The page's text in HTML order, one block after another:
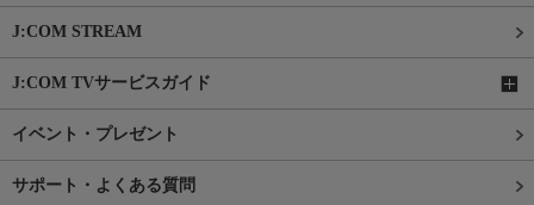
J:COM STREAM
J:COM TVサービスガイド
イベント・プレゼント
サポート・よくある質問